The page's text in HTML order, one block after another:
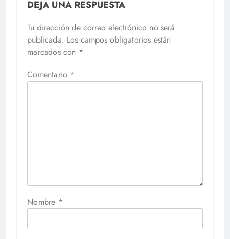
DEJA UNA RESPUESTA
Tu dirección de correo electrónico no será
publicada. Los campos obligatorios están
marcados con *
Comentario *
Nombre *